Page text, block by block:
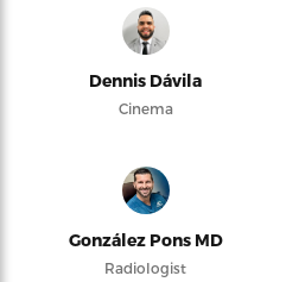
Dennis Dávila
Cinema
González Pons MD
Radiologist